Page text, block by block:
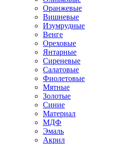
Оранжевые
Вишневые
Изумрудные
Венге
Ореховые
Янтарные
Сиреневые
Салатовые
Фиолетовые
Мятные
Золотые
Синие
Материал
МДФ
Эмаль
Акрил